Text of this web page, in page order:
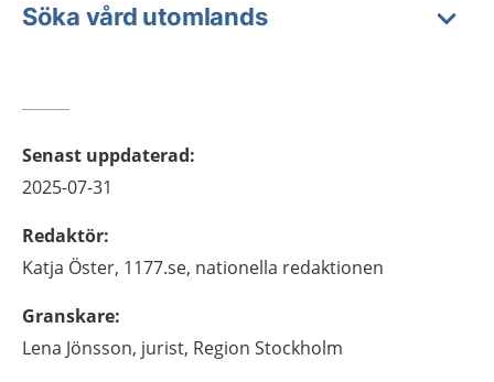
Söka vård utomlands
Senast uppdaterad:
2025-07-31
Redaktör:
Katja Öster, 1177.se, nationella redaktionen
Granskare:
Lena Jönsson, jurist, Region Stockholm